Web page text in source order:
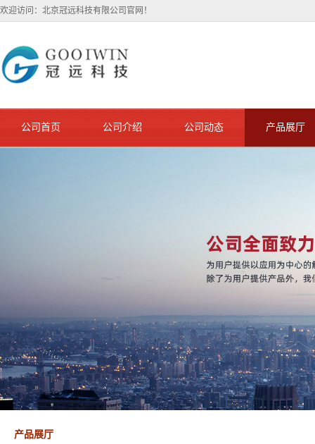
欢迎访问：北京冠远科技有限公司官网！
公司首页 公司介绍 公司动态 产品展厅
产品展厅